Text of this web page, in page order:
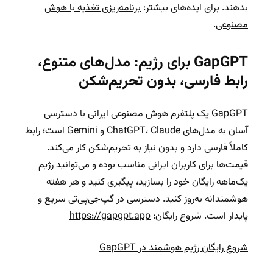
بدهند. برای ایده‌های بیشتر: برنامه‌ریزی تغذیه با هوش
مصنوعی.
GapGPT برای رژیم: مدل‌های متنوع،
رابط فارسی، بدون تحریم‌شکن
GapGPT یک پلتفرم هوش مصنوعی ایرانی با دسترسی
آسان به مدل‌های ChatGPT، Claude و Gemini است؛ رابط
کاملاً فارسی دارد و بدون نیاز به تحریم‌شکن کار می‌کند.
قیمت‌ها برای کاربران ایرانی مناسب بوده و می‌توانید رژیم
یک‌ماهه رایگان خود را بسازید، پیگیری کنید و هر هفته
هوشمندانه به‌روز کنید. دسترسی در گپ‌جی‌پی‌تی سریع و
پایدار است. شروع رایگان: https://gapgpt.app
شروع رایگان رژیم هوشمند در GapGPT